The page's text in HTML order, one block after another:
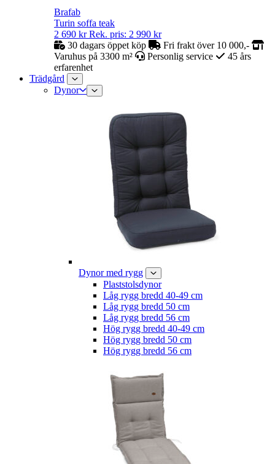
Brafab
Turin soffa teak
2 690 kr Rek. pris: 2 990 kr
30 dagars öppet köp
Fri frakt över 10 000,-
Varuhus på 3300 m²
Personlig service
45 års
erfarenhet
Trädgård
Dynor
Dynor med rygg
Plaststolsdynor
Låg rygg bredd 40-49 cm
Låg rygg bredd 50 cm
Låg rygg bredd 56 cm
Hög rygg bredd 40-49 cm
Hög rygg bredd 50 cm
Hög rygg bredd 56 cm